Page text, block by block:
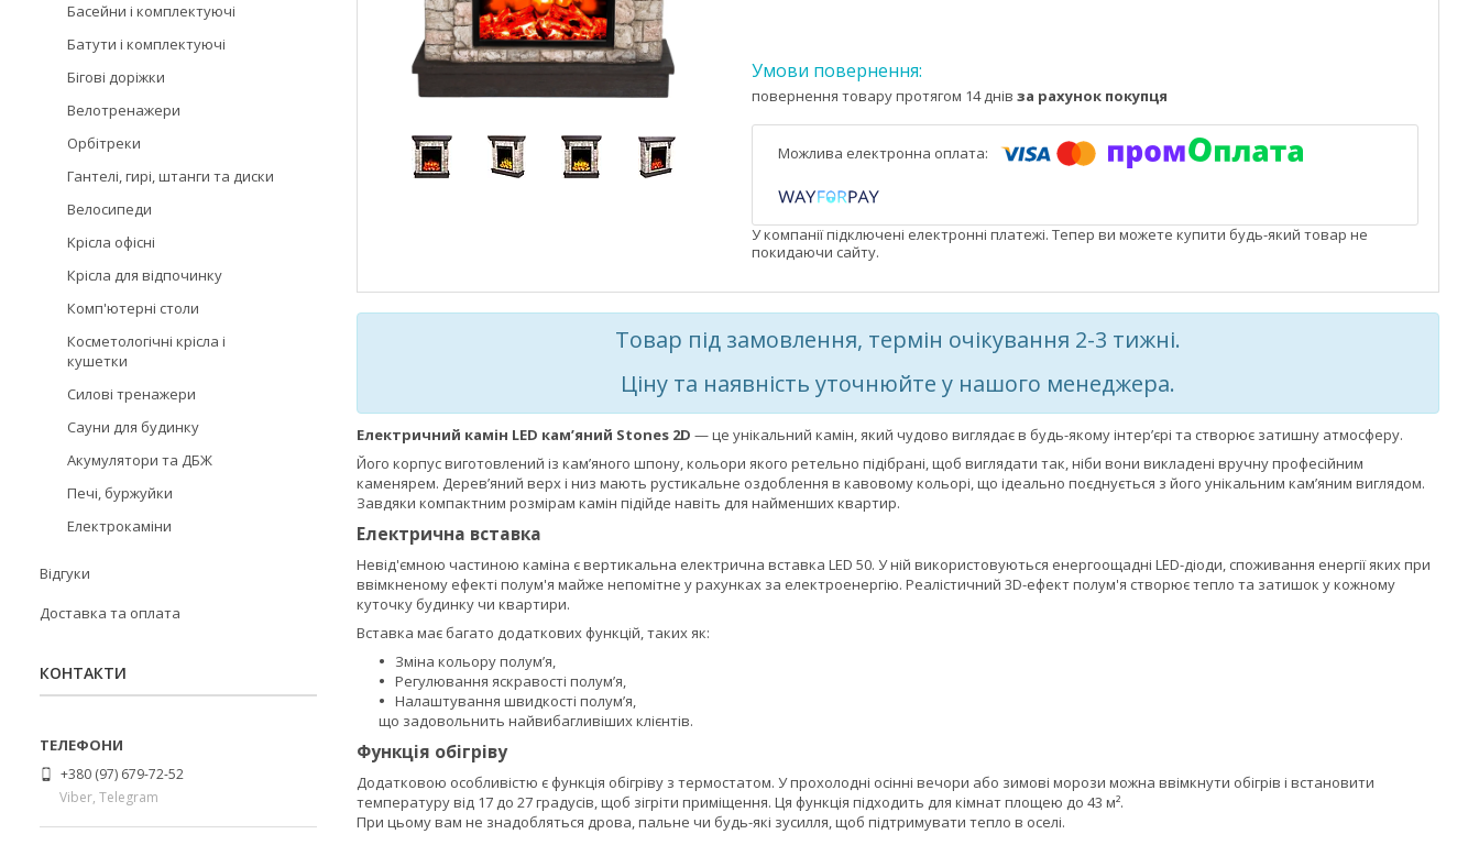
повернення товару протягом 14 днів за рахунок покупця
У компанії підключені електронні платежі. Тепер ви можете купити будь-який товар не
покидаючи сайту.
Товар під замовлення, термін очікування 2-3 тижні.
Ціну та наявність уточнюйте у нашого менеджера.
Електричний камін LED кам’яний Stones 2D — це унікальний камін, який чудово виглядає в будь-якому інтер’єрі та створює затишну атмосферу.
Його корпус виготовлений із кам’яного шпону, кольори якого ретельно підібрані, щоб виглядати так, ніби вони викладені вручну професійним
каменярем. Дерев’яний верх і низ мають рустикальне оздоблення в кавовому кольорі, що ідеально поєднується з його унікальним кам’яним виглядом.
Завдяки компактним розмірам камін підійде навіть для найменших квартир.
Електрична вставка
Невід'ємною частиною каміна є вертикальна електрична вставка LED 50. У ній використовуються енергоощадні LED-діоди, споживання енергії яких при
ввімкненому ефекті полум'я майже непомітне у рахунках за електроенергію. Реалістичний 3D-ефект полум'я створює тепло та затишок у кожному
куточку будинку чи квартири.
Вставка має багато додаткових функцій, таких як:
Зміна кольору полум’я,
Регулювання яскравості полум’я,
Налаштування швидкості полум’я,
що задовольнить найвибагливіших клієнтів.
Функція обігріву
Додатковою особливістю є функція обігріву з термостатом. У прохолодні осінні вечори або зимові морози можна ввімкнути обігрів і встановити
температуру від 17 до 27 градусів, щоб зігріти приміщення. Ця функція підходить для кімнат площею до 43 м².
При цьому вам не знадобляться дрова, пальне чи будь-які зусилля, щоб підтримувати тепло в оселі.
Басейни і комплектуючі
Батути і комплектуючі
Бігові доріжки
Велотренажери
Орбітреки
Гантелі, гирі, штанги та диски
Велосипеди
Kрісла oфісні
Крісла для відпочинку
Комп'ютерні столи
Косметологічні крісла і
кушетки
Силові тренажери
Сауни для будинку
Акумулятори та ДБЖ
Печі, буржуйки
Електрокаміни
Відгуки
Доставка та оплата
КОНТАКТИ
+380 (97) 679-72-52
Viber, Telegram